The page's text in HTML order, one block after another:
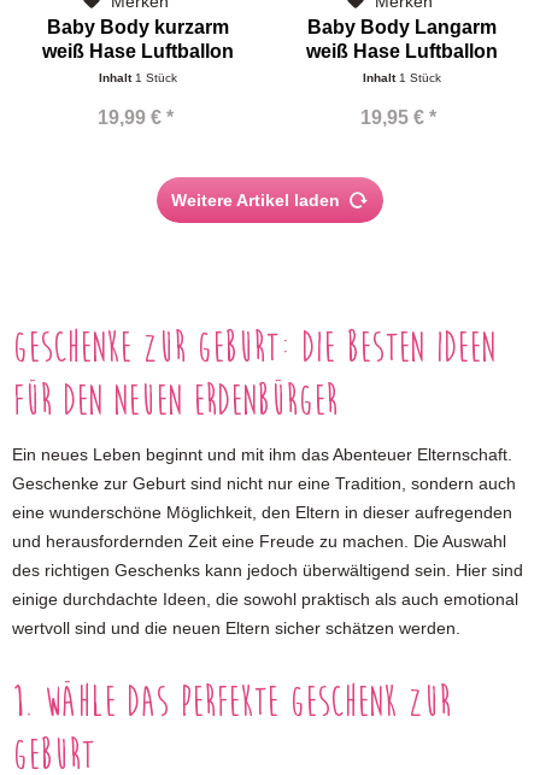
Baby Body kurzarm
weiß Hase Luftballon
Name
Inhalt 1 Stück
19,99 € *
Baby Body Langarm
weiß Hase Luftballon
Name
Inhalt 1 Stück
19,95 € *
Weitere Artikel laden
Geschenke zur Geburt: Die besten Ideen
für den neuen Erdenbürger
Ein neues Leben beginnt und mit ihm das Abenteuer Elternschaft.
Geschenke zur Geburt sind nicht nur eine Tradition, sondern auch
eine wunderschöne Möglichkeit, den Eltern in dieser aufregenden
und herausfordernden Zeit eine Freude zu machen. Die Auswahl
des richtigen Geschenks kann jedoch überwältigend sein. Hier sind
einige durchdachte Ideen, die sowohl praktisch als auch emotional
wertvoll sind und die neuen Eltern sicher schätzen werden.
1. Wähle das perfekte Geschenk zur
Geburt